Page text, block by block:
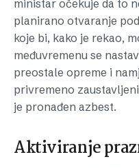
ministar očekuje da to
planirano otvaranje
koje bi, kako je rekao,
međuvremenu se
preostale opreme i
privremeno
je pronađen azbest.
Aktiviranje